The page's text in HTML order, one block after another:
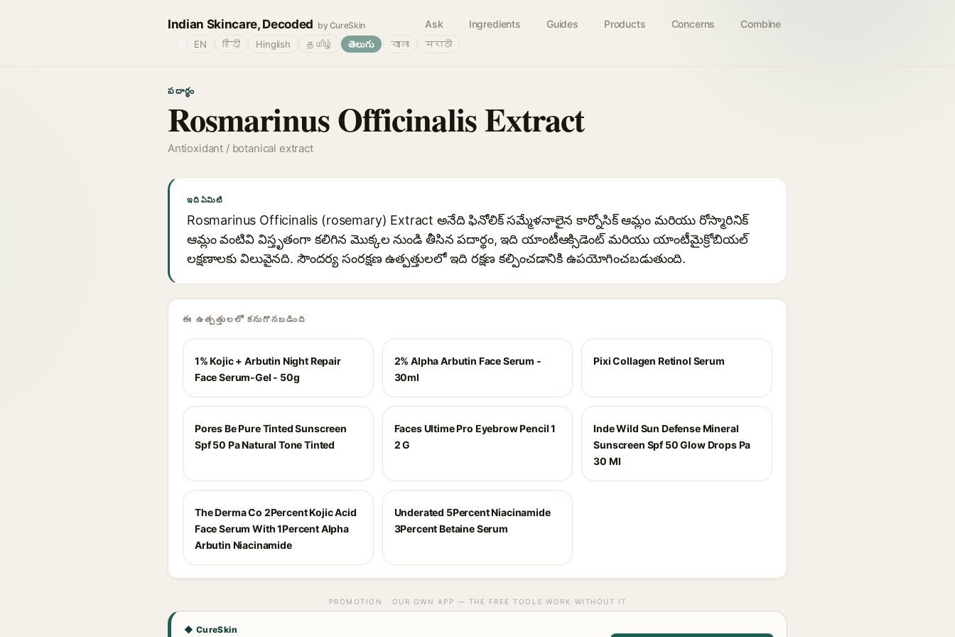
Indian Skincare, Decoded by CureSkin Ask Ingredients Guides Products Concerns Combine
EN हिंदी Hinglish தமிழ் తెలుగు বাংলা मराठी
పదార్థం
Rosmarinus Officinalis Extract
Antioxidant / botanical extract
ఇది ఏమిటి
Rosmarinus Officinalis (rosemary) Extract అనేది ఫినోలిక్ సమ్మేళనాలైన కార్నోసిక్ ఆమ్లం మరియు రోస్మారినిక్
ఆమ్లం వంటివి విస్తృతంగా కలిగిన మొక్కల నుండి తీసిన పదార్థం, ఇది యాంటీఆక్సిడెంట్ మరియు యాంటీమైక్రోబియల్
లక్షణాలకు విలువైనది. సౌందర్య సంరక్షణ ఉత్పత్తులలో ఇది రక్షణ కల్పించడానికి ఉపయోగించబడుతుంది.
ఈ ఉత్పత్తులలో కనుగొనబడింది
1% Kojic + Arbutin Night Repair
Face Serum-Gel - 50g
2% Alpha Arbutin Face Serum -
30ml
Pixi Collagen Retinol Serum
Pores Be Pure Tinted Sunscreen
Spf 50 Pa Natural Tone Tinted
Faces Ultime Pro Eyebrow Pencil 1
2 G
Inde Wild Sun Defense Mineral
Sunscreen Spf 50 Glow Drops Pa
30 Ml
The Derma Co 2Percent Kojic Acid
Face Serum With 1Percent Alpha
Arbutin Niacinamide
Underated 5Percent Niacinamide
3Percent Betaine Serum
PROMOTION · OUR OWN APP — THE FREE TOOLS WORK WITHOUT IT
◆ CureSkin